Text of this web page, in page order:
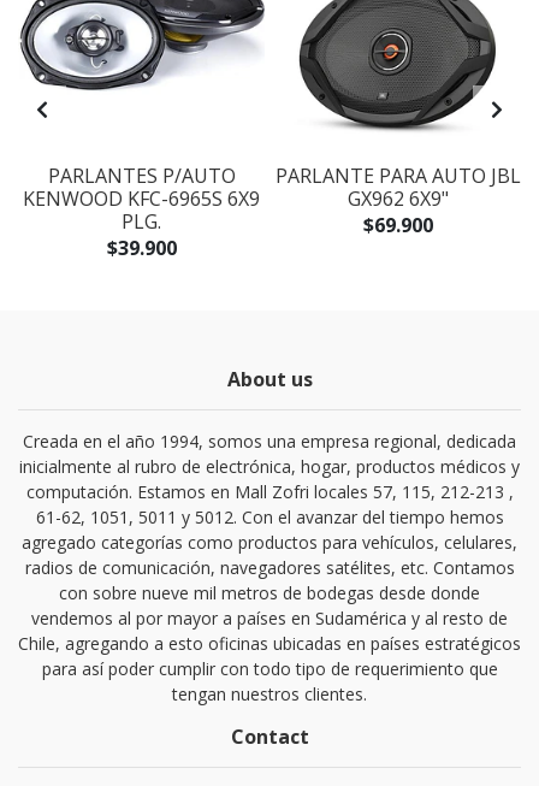
PARLANTES P/AUTO
KENWOOD KFC-6965S 6X9
PLG.
$39.900
PARLANTE PARA AUTO JBL
GX962 6X9"
$69.900
About us
Creada en el año 1994, somos una empresa regional, dedicada
inicialmente al rubro de electrónica, hogar, productos médicos y
computación. Estamos en Mall Zofri locales 57, 115, 212-213 ,
61-62, 1051, 5011 y 5012. Con el avanzar del tiempo hemos
agregado categorías como productos para vehículos, celulares,
radios de comunicación, navegadores satélites, etc. Contamos
con sobre nueve mil metros de bodegas desde donde
vendemos al por mayor a países en Sudamérica y al resto de
Chile, agregando a esto oficinas ubicadas en países estratégicos
para así poder cumplir con todo tipo de requerimiento que
tengan nuestros clientes.
Contact